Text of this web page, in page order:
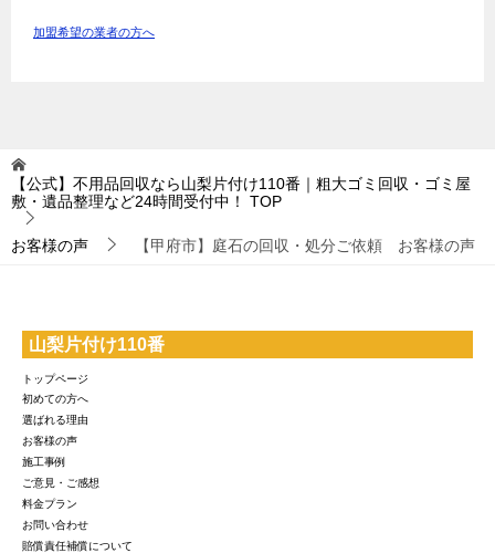
加盟希望の業者の方へ
【公式】不用品回収なら山梨片付け110番｜粗大ゴミ回収・ゴミ屋
敷・遺品整理など24時間受付中！
TOP
お客様の声 【甲府市】庭石の回収・処分ご依頼 お客様の声
山梨片付け110番
トップページ
初めての方へ
選ばれる理由
お客様の声
施工事例
ご意見・ご感想
料金プラン
お問い合わせ
賠償責任補償について